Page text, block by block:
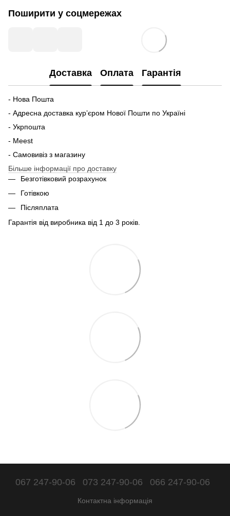
Поширити у соцмережах
Доставка Оплата Гарантія
- Нова Пошта
- Адресна доставка курʼєром Нової Пошти по Україні
- Укрпошта
- Meest
- Самовивіз з магазину
Більше інформації про доставку
Безготівковий розрахунок
Готівкою
Післяплата
Гарантія від виробника від 1 до 3 років.
067 247-90-06 073 247-90-06 066 247-90-06
Контактна інформація